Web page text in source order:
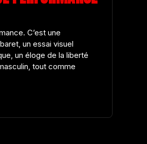
C’est une
un essai visuel
un éloge de la liberté
tout comme